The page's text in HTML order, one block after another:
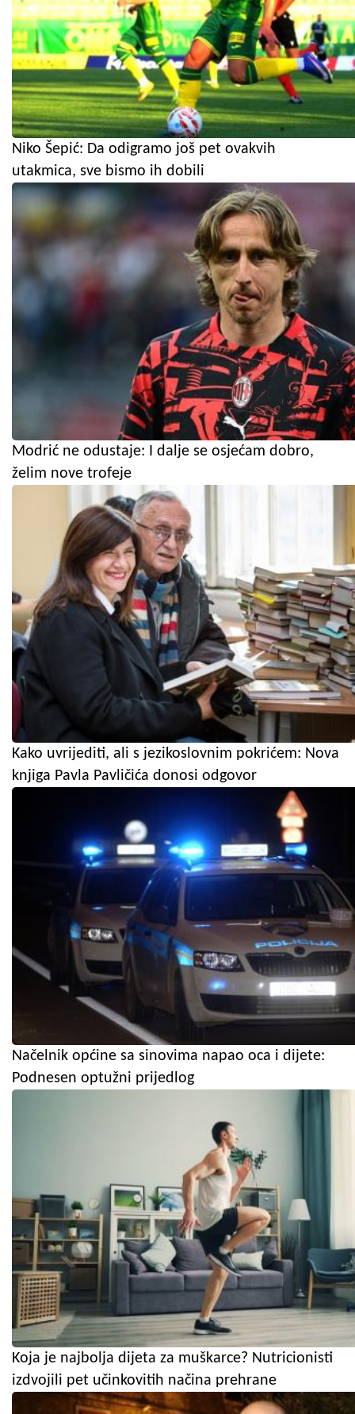
Niko Šepić: Da odigramo još pet ovakvih
utakmica, sve bismo ih dobili
Modrić ne odustaje: I dalje se osjećam dobro,
želim nove trofeje
Kako uvrijediti, ali s jezikoslovnim pokrićem: Nova
knjiga Pavla Pavličića donosi odgovor
Načelnik općine sa sinovima napao oca i dijete:
Podnesen optužni prijedlog
Koja je najbolja dijeta za muškarce? Nutricionisti
izdvojili pet učinkovitih načina prehrane